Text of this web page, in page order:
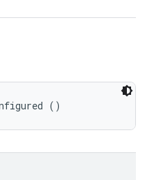
()